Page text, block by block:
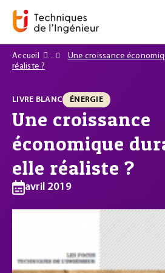
Accueil
Une croissance
réaliste ?
LIVRE BLANC ÉNERGIE
Une croissance
économique
elle réaliste ?
avril 2019